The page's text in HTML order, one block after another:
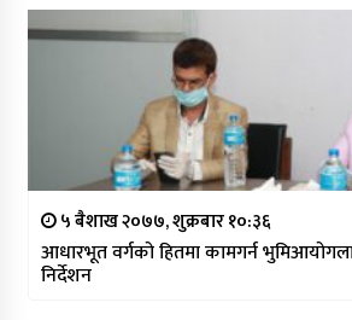
५ बैशाख २०७७, शुक्रबार १०:३६
आधारभूत वर्गको हितमा कामगर्न
निर्देशन